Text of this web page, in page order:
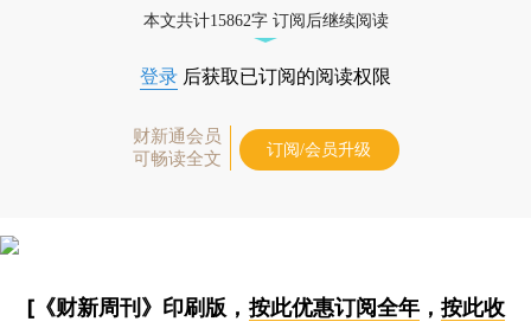
本文共计15862字 订阅后继续阅读
登录 后获取已订阅的阅读权限
财新通会员
可畅读全文
订阅/会员升级
[《财新周刊》印刷版， 按此优惠订阅全年， 按此收